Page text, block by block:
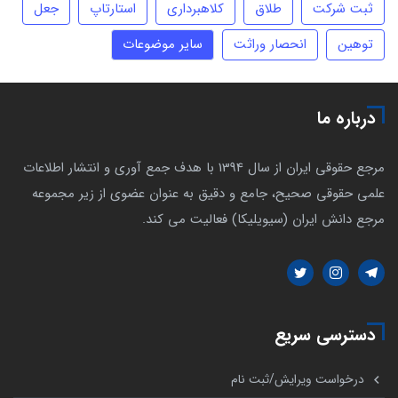
ثبت شرکت
طلاق کلاهبرداری استارتاپ
جعل
توهین
انحصار وراثت سایر موضوعات
درباره ما
مرجع حقوقی ایران از سال 1394 با هدف جمع آوری و انتشار اطلاعات
علمی حقوقی صحیح، جامع و دقیق به عنوان عضوی از زیر مجموعه
مرجع دانش ایران (سیویلیکا) فعالیت می کند.
دسترسی سریع
درخواست ویرایش/ثبت نام